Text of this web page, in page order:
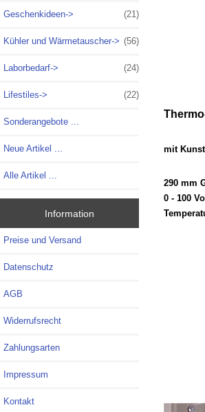
Geschenkideen-> (21)
Kühler und Wärmetauscher-> (56)
Laborbedarf-> (24)
Lifestiles-> (22)
Sonderangebote ...
Neue Artikel ...
Alle Artikel ...
Information
Preise und Versand
Datenschutz
AGB
Widerrufsrecht
Zahlungsarten
Impressum
Kontakt
mit
290 mm
0 - 100